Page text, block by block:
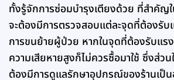
ทั้งรู้จักการซ่อมบำรุงเตียงด้วย ที่สำคัญ
จะต้องมีการตรวจสอบแต่ละจุดที่ต้องรับ
การขนย้ายผู้ป่วย หากในจุดที่ต้องรับแ
ความเสียหายสูงก็ไม่ควรซื้อมาใช้ ซึ่งส่ว
ต้องมีการดูแลรักษาอุปกรณ์ของร้านเป็